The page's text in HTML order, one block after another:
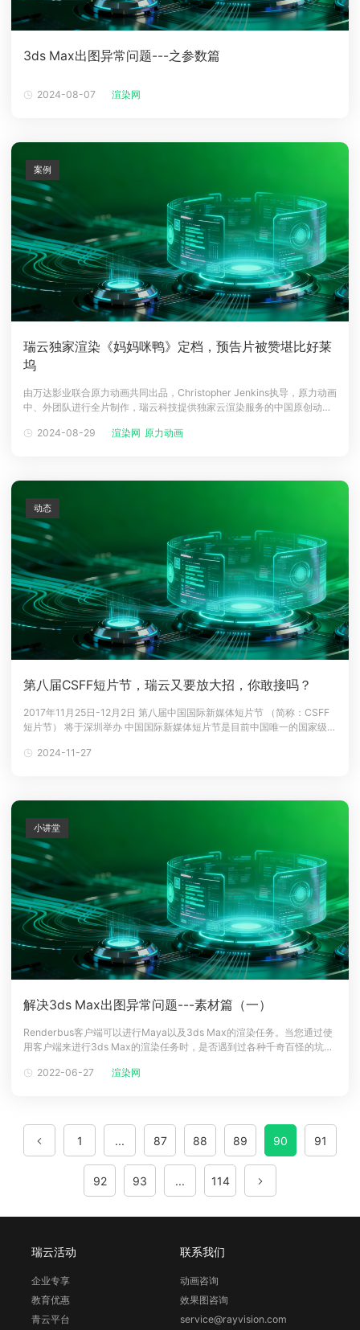
3ds Max出图异常问题---之参数篇
2024-08-07 渲染网
瑞云独家渲染《妈妈咪鸭》定档，预告片被赞堪比好莱
坞
由万达影业联合原力动画共同出品，Christopher Jenkins执导，原力动画
中、外团队进行全片制作，瑞云科技提供独家云渲染服务的中国原创动画
2018年1月26日全国公映。 超高水准，万众瞩目 该动画以其超高的制作
2024-08-29 渲染网 原力动画
案例
第八届CSFF短片节，瑞云又要放大招，你敢接吗？
2017年11月25日-12月2日 第八届中国国际新媒体短片节 （简称：CSFF
短片节） 将于深圳举办 中国国际新媒体短片节是目前中国唯一的国家级、
短片创作，发现和扶持影视创作人才，孵化优质影视创意项目，促进影视
2024-11-27
动态
解决3ds Max出图异常问题---素材篇（一）
Renderbus客户端可以进行Maya以及3ds Max的渲染任务。当您通过使
用客户端来进行3ds Max的渲染任务时，是否遇到过各种千奇百怪的坑导
该如何解决3ds Max出图异常的问题。我们勤勤恳恳的程序员大大们早已
2022-06-27 渲染网
小讲堂
1 ... 87 88 89 90 91
92 93 ... 114
瑞云活动
企业专享
教育优惠
青云平台
联系我们
动画咨询
效果图咨询
service@rayvision.com